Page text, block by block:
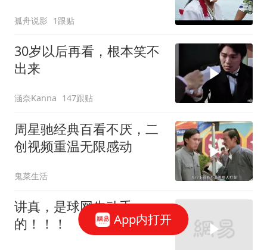
孤舟说影 1跟贴
30岁以后再看，根本笑不
出来
涵奈Kanna 147跟贴
周星驰经典百看不厌，二
创视频重温无限感动
鬼菜生活
讲真，是球网先动手
的！！！
App内打开